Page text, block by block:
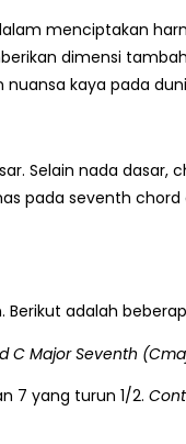
menciptakan
dimensi
kaya pada
Selain nada dasar,
pada seventh
adalah
C Major Seventh
7 yang turun 1/2.